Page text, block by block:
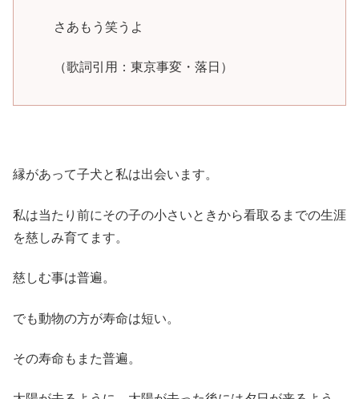
さあもう笑うよ
（歌詞引用：東京事変・落日）
縁があって子犬と私は出会います。
私は当たり前にその子の小さいときから看取るまでの生涯
を慈しみ育てます。
慈しむ事は普遍。
でも動物の方が寿命は短い。
その寿命もまた普遍。